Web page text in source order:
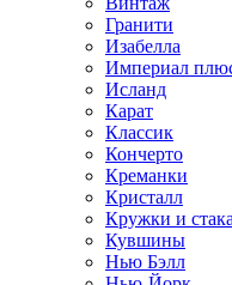
Гранити
Изабелла
Империал
Исланд
Карат
Классик
Кончерто
Креманки
Кристалл
Кружки и
Кувшины
Нью Бэлл